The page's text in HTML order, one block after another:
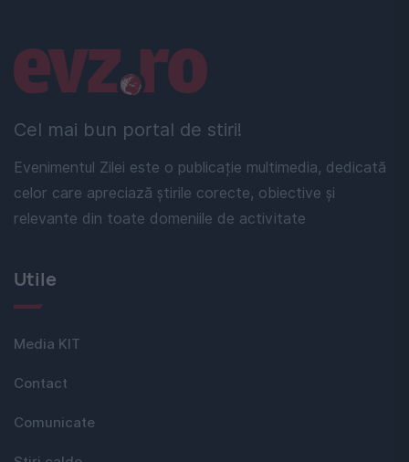
Cel mai bun portal de stiri!
Evenimentul Zilei este o publicație multimedia, dedicată
celor care apreciază știrile corecte, obiective și
relevante din toate domeniile de activitate
Linkuri utile
Utile
Media KIT
Contact
Comunicate